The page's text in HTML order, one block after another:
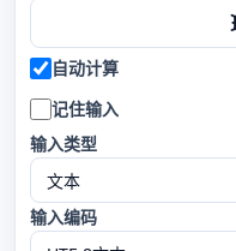
自动计算
记住输入
输入类型
输入编码